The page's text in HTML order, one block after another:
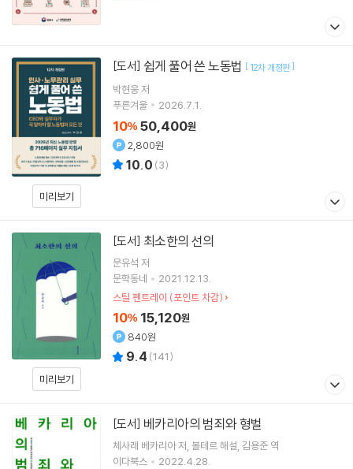
미리보기
[도서] 쉽게 풀어 쓴 노동법 [ 12차 개정판]
박현웅저
푸른겨울
2026.7.1.
10% 50,400원
2,800원
10.0 (3)
미리보기
[도서] 최소한의 선의
문유석 저
문학동네
2021.12.13.
스틸 펜트레이 (포인트 차감)
10% 15,120원
840원
9.4 (141)
[도서] 베카리아의 범죄와 형벌
체사레 베카리아저 볼테르해설 김용준 역
이다북스
2022.4.28.